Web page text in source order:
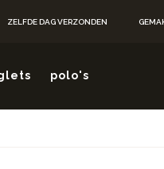
ZELFDE DAG VERZONDEN
polo's